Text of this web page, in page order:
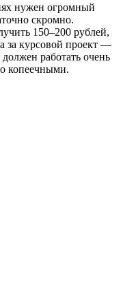
нужен огромный
скромно.
150–200 рублей,
за курсовой проект —
работать очень
копеечными.